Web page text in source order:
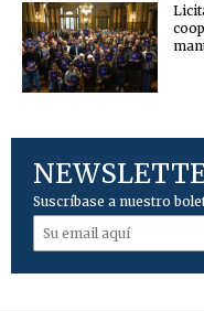
Suscríbase a nuestro